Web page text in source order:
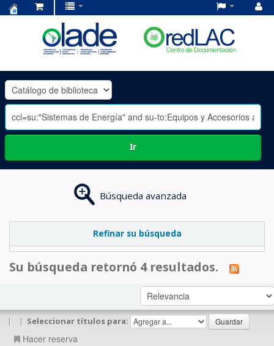
OLADE
-
Ir
Búsqueda avanzada
Refinar su búsqueda
Su búsqueda retornó 4 resultados.
| | Seleccionar títulos para:
Hacer reserva